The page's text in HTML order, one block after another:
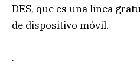
DES, que es una línea
de dispositivo móvil.
.